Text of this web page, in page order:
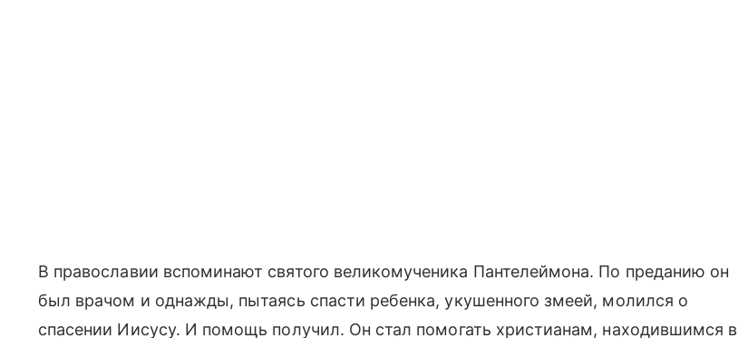
В православии вспоминают святого великомученика Пантелеймона. По преданию он
был врачом и однажды, пытаясь спасти ребенка, укушенного змеей, молился о
спасении Иисусу. И помощь получил. Он стал помогать христианам, находившимся в